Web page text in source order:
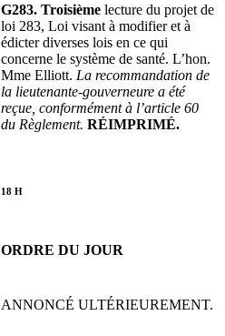
G283. Troisième lecture du projet de
loi 283, Loi visant à modifier et à
édicter diverses lois en ce qui
concerne le système de santé. L’hon.
Mme Elliott. La recommandation de
la lieutenante-gouverneure a été
reçue, conformément à l’article 60
du Règlement. RÉIMPRIMÉ.
18 H
ORDRE DU JOUR
ANNONCÉ ULTÉRIEUREMENT.